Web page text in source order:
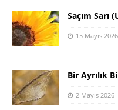
Saçım Sarı
15 Mayıs 2026
Bir Ayrılık
2 Mayıs 2026